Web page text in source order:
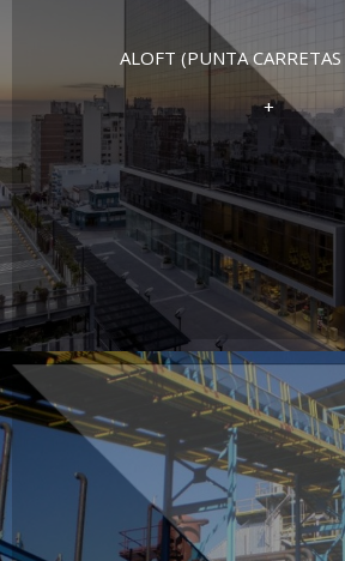
ALOFT (PUNTA
+